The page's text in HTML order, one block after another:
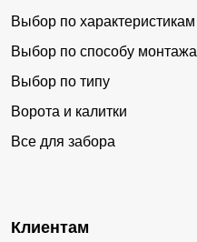
Выбор по характеристикам
Выбор по способу монтажа
Выбор по типу
Ворота и калитки
Все для забора
Клиентам